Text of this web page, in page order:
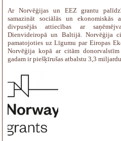
Ar Norvēģijas un EEZ grantu
samazināt sociālās un ekonomiskās
divpusējās attiecības ar
Dienvideiropā un Baltijā. Norvēģija
pamatojoties uz Līgumu par Eiropas
Norvēģija kopā ar citām
gadam ir piešķīrušas atbalstu 3,3